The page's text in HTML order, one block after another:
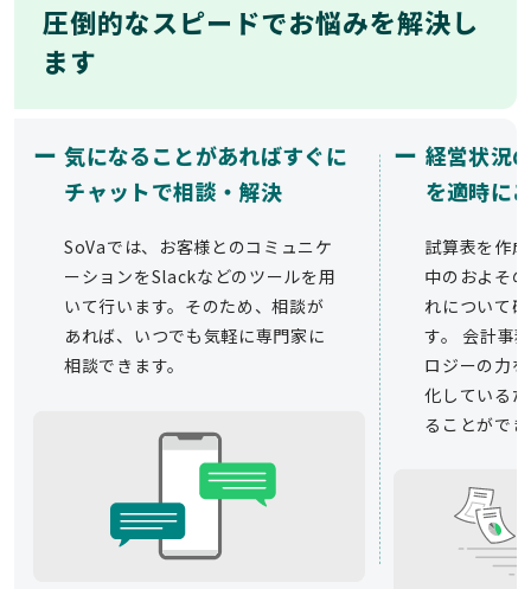
圧倒的なスピードでお悩みを解決し
ます
ー 気になることがあればすぐに
チャットで相談・解決
SoVaでは、お客様とのコミュニケ
ーションをSlackなどのツールを用
いて行います。そのため、相談が
あれば、いつでも気軽に専門家に
相談できます。
ー 経営状況
を適時に
試算表を作
中のおよそ
れについて
す。 会計事
ロジーの力
化している
ることがで